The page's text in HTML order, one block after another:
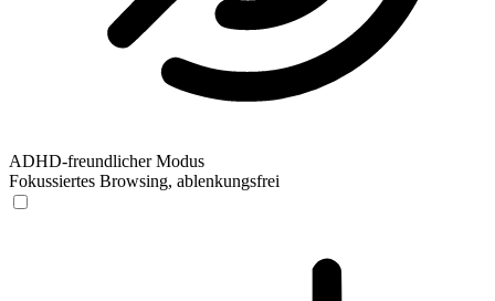
ADHD-freundlicher Modus
Fokussiertes Browsing, ablenkungsfrei